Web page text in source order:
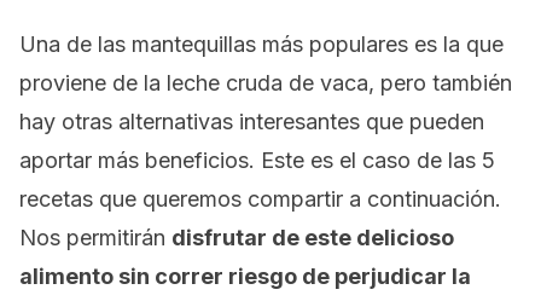
Una de las mantequillas más populares es la que
proviene de la leche cruda de vaca, pero también
hay otras alternativas interesantes que pueden
aportar más beneficios. Este es el caso de las 5
recetas que queremos compartir a continuación.
Nos permitirán disfrutar de este delicioso
alimento sin correr riesgo de perjudicar la